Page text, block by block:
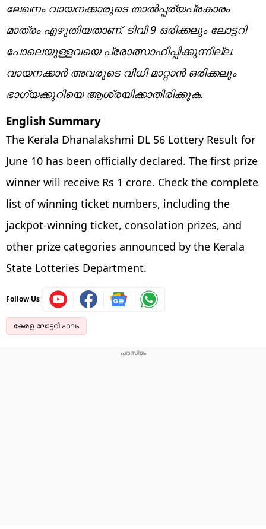
ലേഖനം വായനക്കാരുടെ താല്‍പ്പര്യപ്രകാരം
മാത്രം എഴുതിയതാണ്. ടിവി 9 ഒരിക്കലും ലോട്ടറി
പോലെയുള്ളവയെ പ്രോത്സാഹിപ്പിക്കുന്നില്ല.
വായനക്കാര്‍ അവരുടെ വിധി മാറ്റാന്‍ ഒരിക്കലും
ഭാഗ്യക്കുറിയെ ആശ്രയിക്കാതിരിക്കുക.
English Summary
The Kerala Dhanalakshmi DL 56 Lottery Result for
June 10 has been officially declared. The first prize
winner will receive Rs 1 crore. Check the complete
list of winning ticket numbers, including the
jackpot-winning ticket, consolation prizes, and
other prize categories announced by the Kerala
State Lotteries Department.
Follow Us
കേരള ലോട്ടറി ഫലം